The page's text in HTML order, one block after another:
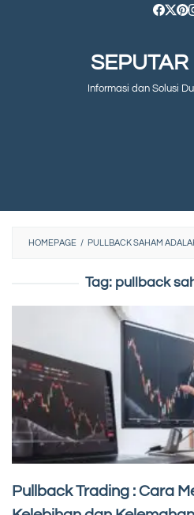
Informasi dan Solusi
HOMEPAGE / PULLBACK SAHAM
Tag: pullback
Pullback Trading : Cara